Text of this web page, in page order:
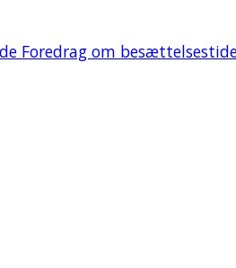
Foredrag om